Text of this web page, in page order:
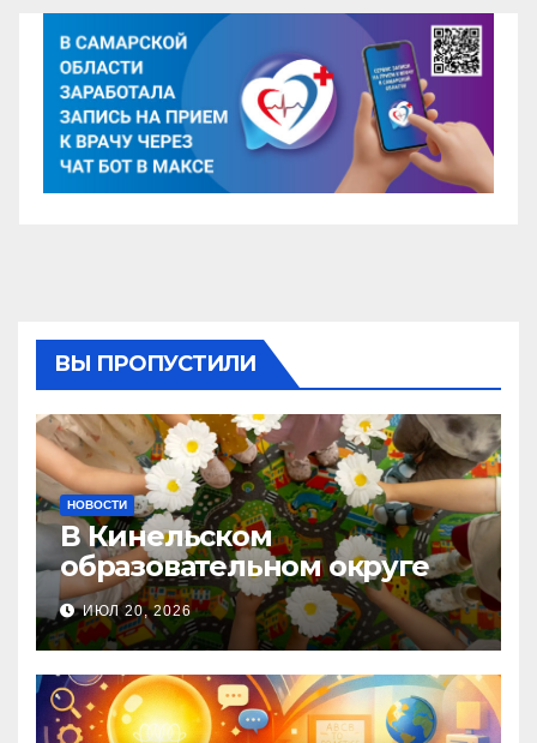
ВЫ ПРОПУСТИЛИ
НОВОСТИ
В Кинельском
образовательном округе
прошла Неделя правовой
помощи, посвящённая Дню
семьи, любви и верности
ИЮЛ 20, 2026